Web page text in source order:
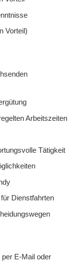
Vorteil)
Arbeitszeiten
Tätigkeit
Dienstfahrten
E-Mail oder